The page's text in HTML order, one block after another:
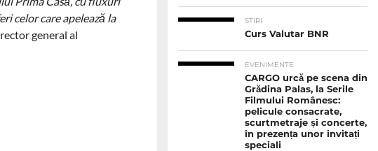
celor care apelează la
general al
STIRI
Curs Valutar BNR
EVENIMENTE
CARGO urcă pe scena din
Grădina Palas, la Serile
Filmului Românesc:
pelicule consacrate,
scurtmetraje și concerte,
în prezența unor invitați
speciali